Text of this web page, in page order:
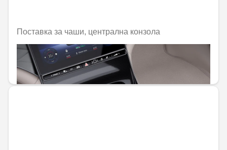
Поставка за чаши, централна конзола
Не е налично онлайн
55,67 € / 108,88 лв.